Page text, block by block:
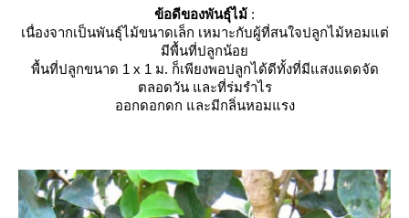
ข้อดีของพันธุ์ไม้ :
เนื่องจากเป็นพันธุ์ไม้ขนาดเล็ก เหมาะกับผู้ที่สนใจปลูกไม้หอมแต่
มีพื้นที่ปลูกน้อ
พื้นที่ปลูกขนาด 1 x 1 ม. ก็เพียงพอปลูกได้ดีทั้งที่มีแสงแดดจัด
ตลอดวัน และที่ร่มรำไร
ออกดอกดก และมีกลิ่นหอมแรง